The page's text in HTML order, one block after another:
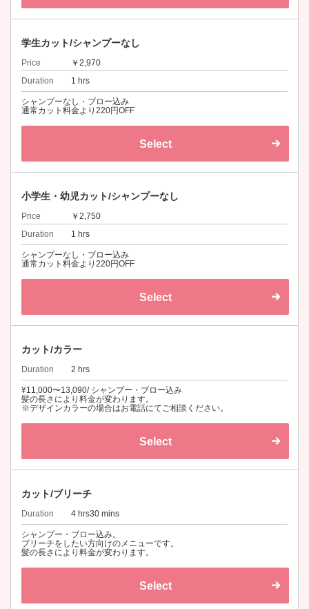
学生カット/シャンプーなし
Price
￥2,970
Duration
1 hrs
シャンプーなし・ブロー込み
通常カット料金より220円OFF
Select
小学生・幼児カット/シャンプーなし
Price
￥2,750
Duration
1 hrs
シャンプーなし・ブロー込み
通常カット料金より220円OFF
Select
カット/カラー
Duration 2 hrs
¥11,000〜13,090/ シャンプー・ブロー込み
髪の長さにより料金が変わります。
※デザインカラーの場合はお電話にてご相談ください。
Select
カット/ブリーチ
Duration 4 hrs30 mins
シャンプー・ブロー込み。
ブリーチをしたい方向けのメニューです。
髪の長さにより料金が変わります。
Select